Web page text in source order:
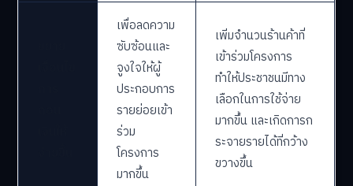
เพื่อลดความ
ซับซ้อนและ
จูงใจให้ผู้
ประกอบการ
รายย่อยเข้า
ร่วม
โครงการ
มากขึ้น
เพิ่มจำนวนร้านค้าที่
เข้าร่วมโครงการ
ทำให้ประชาชนมีทาง
เลือกในการใช้จ่าย
มากขึ้น และเกิดการก
ระจายรายได้ที่กว้าง
ขวางขึ้น